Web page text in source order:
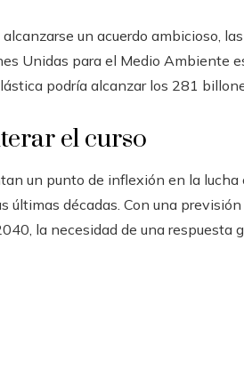
un acuerdo ambicioso,
Unidas para el Medio Ambiente
podría alcanzar los 281
el curso
un punto de inflexión en la
últimas décadas. Con una
la necesidad de una respuesta